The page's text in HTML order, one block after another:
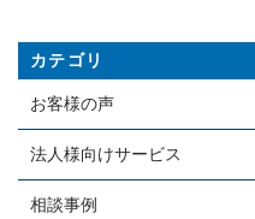
カテゴリ
お客様の声
法人様向けサービス
相談事例